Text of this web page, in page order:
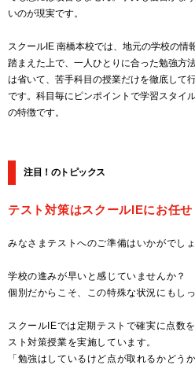
いのが現実です。
スクールIE 南橋本校では、地元の学校の情
踏まえた上で、一人ひとりに合った勉強方
は省いて、苦手科目の授業だけを徹底して
です。科目毎にピンポイントで学習スタイ
の特徴です。
注目！のトピックス
テスト対策はスクールIEにお任
みなさまテストへのご準備はいかがでし
学校の進みが早いと感じていませんか？
個別だからこそ、この特殊な状況にもし
スクールIEでは定期テストで確実に点数
スト対策授業を実施しています。
「勉強はしているけど点が取れるかどう